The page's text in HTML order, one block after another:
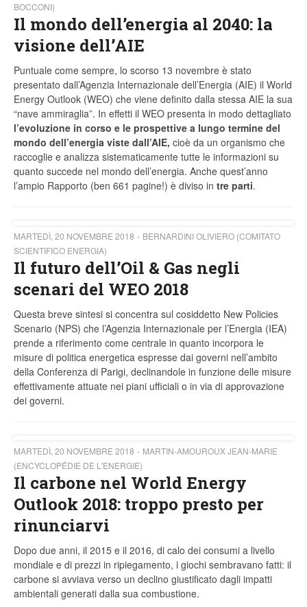
BOCCONI)
Il mondo dell’energia al 2040: la
visione dell’AIE
Puntuale come sempre, lo scorso 13 novembre è stato
presentato dall’Agenzia Internazionale dell’Energia (AIE) il World
Energy Outlook (WEO) che viene definito dalla stessa AIE la sua
“nave ammiraglia”. In effetti il WEO presenta in modo dettagliato
l’evoluzione in corso e le prospettive a lungo termine del
mondo dell’energia viste dall’AIE, cioè da un organismo che
raccoglie e analizza sistematicamente tutte le informazioni su
quanto succede nel mondo dell’energia. Anche quest’anno
l’ampio Rapporto (ben 661 pagine!) è diviso in tre parti.
MARTEDÌ, 20 NOVEMBRE 2018
BERNARDINI OLIVIERO (COMITATO
SCIENTIFICO ENERGIA)
Il futuro dell’Oil & Gas negli
scenari del WEO 2018
Questa breve sintesi si concentra sul cosiddetto New Policies
Scenario (NPS) che l’Agenzia Internazionale per l’Energia (IEA)
prende a riferimento come centrale in quanto incorpora le
misure di politica energetica espresse dai governi nell’ambito
della Conferenza di Parigi, declinandole in funzione delle misure
effettivamente attuate nei piani ufficiali o in via di approvazione
dei governi.
MARTEDÌ, 20 NOVEMBRE 2018
MARTIN-AMOUROUX JEAN-MARIE
(ENCYCLOPÉDIE DE L'ENERGIE)
Il carbone nel World Energy
Outlook 2018: troppo presto per
rinunciarvi
Dopo due anni, il 2015 e il 2016, di calo dei consumi a livello
mondiale e di prezzi in ripiegamento, i giochi sembravano fatti: il
carbone si avviava verso un declino giustificato dagli impatti
ambientali generati dalla sua combustione.